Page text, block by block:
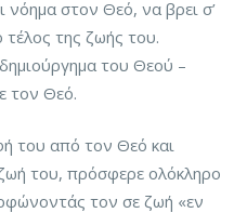
νόημα στον Θεό, να βρει σ’
τέλος της ζωής του.
του Θεού –
τον Θεό.
του από τον Θεό και
του, πρόσφερε ολόκληρο
τον σε ζωή «εν